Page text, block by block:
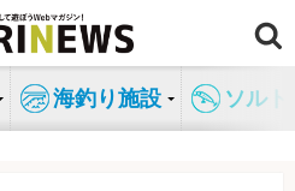
海釣り施設 ソル